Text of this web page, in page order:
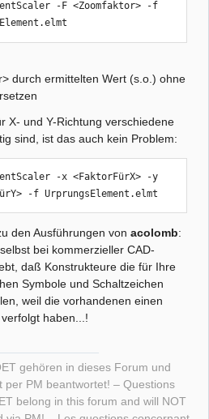
-F <Zoomfaktor> -f
durch ermittelten Wert (s.o.) ohne
X- und Y-Richtung verschiedene
sind, ist das auch kein Problem:
-x <FaktorFürX> -y
-f UrprungsElement.elmt
den Ausführungen von acolomb:
bei kommerzieller CAD-
daß Konstrukteure die für Ihre
Symbole und Schaltzeichen
weil die vorhandenen einen
haben...!
gehören in dieses Forum und
per PM beantwortet! – Questions
belong in this forum and will NOT